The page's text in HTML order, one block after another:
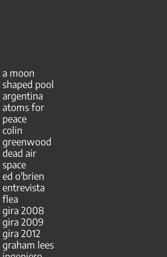
a moon
shaped pool
argentina
atoms for
peace
colin
greenwood
dead air
space
ed o'brien
entrevista
flea
gira 2008
gira 2009
gira 2012
graham lees